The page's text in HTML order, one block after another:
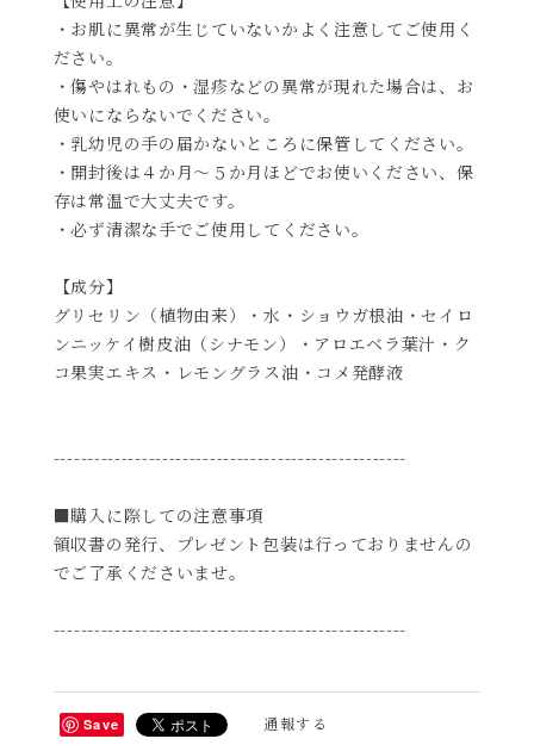
・お肌に異常が生じていないかよく注意してご使用く
ださい。
・傷やはれもの・湿疹などの異常が現れた場合は、お
使いにならないでください。
・乳幼児の手の届かないところに保管してください。
・開封後は４か月～５か月ほどでお使いください、保
存は常温で大丈夫です。
・必ず清潔な手でご使用してください。
【成分】
グリセリン（植物由来）・水・ショウガ根油・セイロ
ンニッケイ樹皮油（シナモン）・アロエベラ葉汁・ク
コ果実エキス・レモングラス油・コメ発酵液
----------------------------------------------------
■購入に際しての注意事項
領収書の発行、プレゼント包装は行っておりませんの
でご了承くださいませ。
----------------------------------------------------
Save 通報する